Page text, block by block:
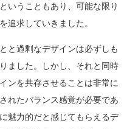
いうこともあり、可能な限り
追求していきました。
と過剰なデザインは必ずしも
ました。しかし、それと同時
ンを共存させることは非常に
れたバランス感覚が必要であ
魅力的だと感じてもらえるデ